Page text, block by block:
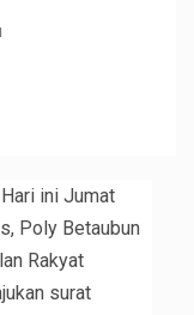
Hari ini Jumat
Poly Betaubun
Rakyat
surat